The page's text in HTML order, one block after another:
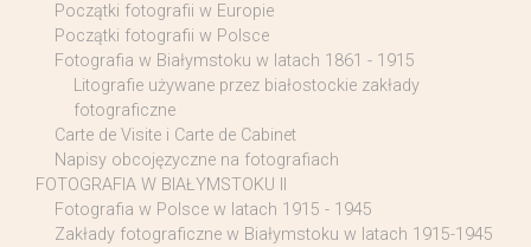
Początki fotografii w Europie
Początki fotografii w Polsce
Fotografia w Białymstoku w latach 1861 - 1915
Litografie używane przez białostockie zakłady
fotograficzne
Carte de Visite i Carte de Cabinet
Napisy obcojęzyczne na fotografiach
FOTOGRAFIA W BIAŁYMSTOKU II
Fotografia w Polsce w latach 1915 - 1945
Zakłady fotograficzne w Białymstoku w latach 1915-1945